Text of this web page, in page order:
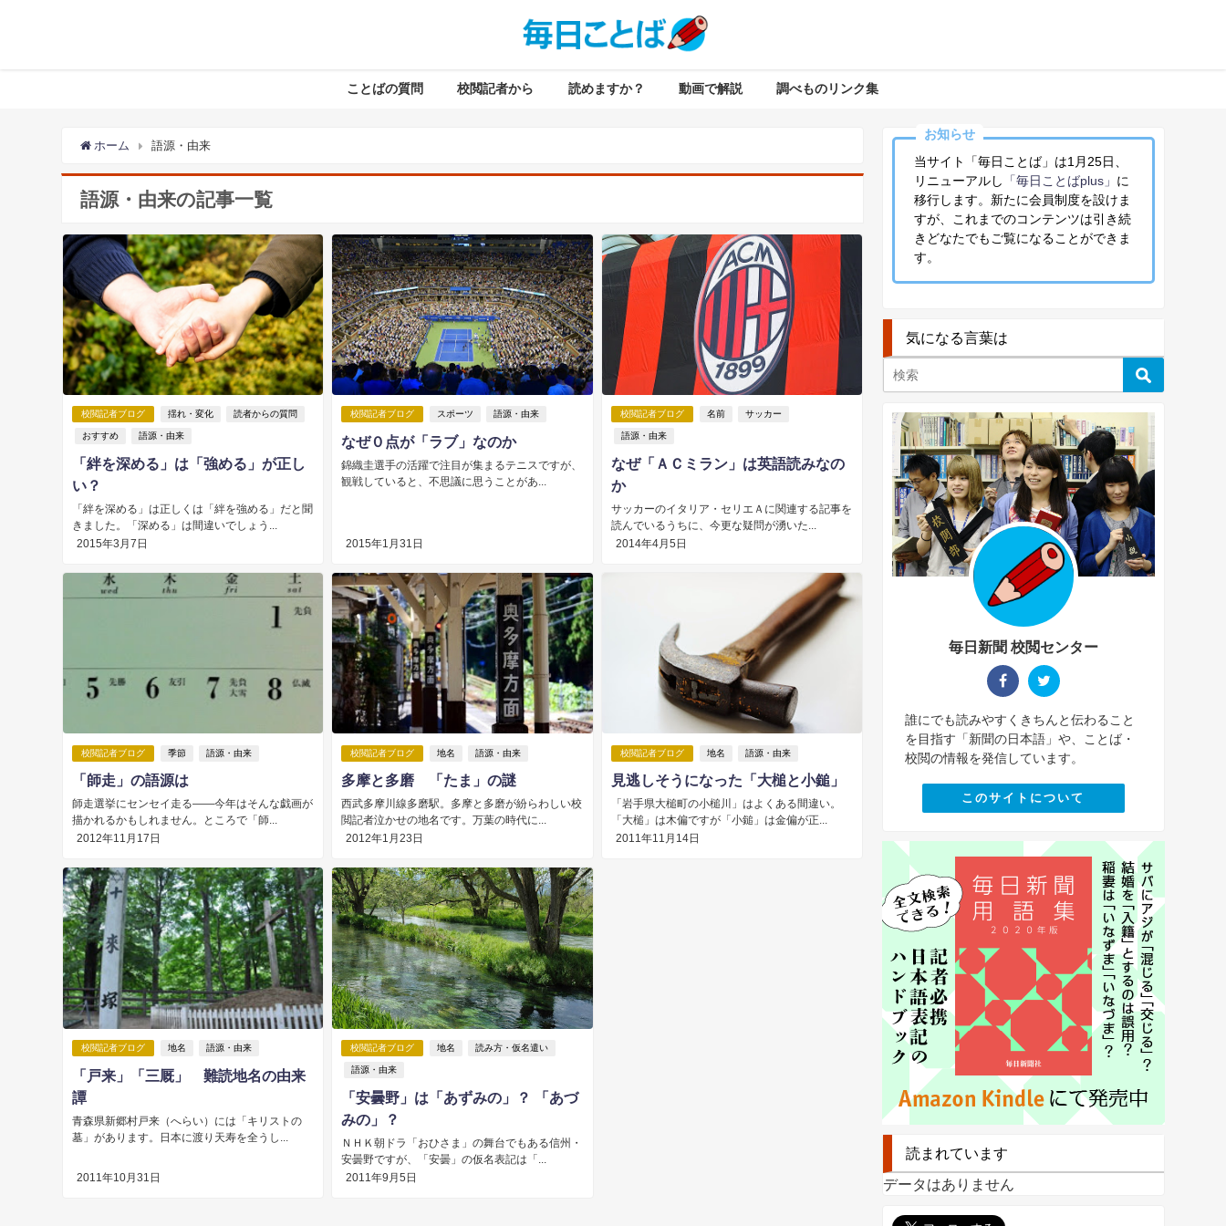
ことばの質問 校閲記者から 読めますか？ 動画で解説 調べものリンク集
ホーム 語源・由来
語源・由来の記事一覧
校閲記者ブログ 揺れ・変化 読者からの質問
おすすめ 語源・由来
「絆を深める」は「強める」が正し
い？
「絆を深める」は正しくは「絆を強める」だと聞
きました。「深める」は間違いでしょう...
2015年3月7日
校閲記者ブログ スポーツ 語源・由来
なぜ０点が「ラブ」なのか
錦織圭選手の活躍で注目が集まるテニスですが、
観戦していると、不思議に思うことがあ...
2015年1月31日
校閲記者ブログ 名前 サッカー
語源・由来
なぜ「ＡＣミラン」は英語読みなの
か
サッカーのイタリア・セリエＡに関連する記事を
読んでいるうちに、今更な疑問が湧いた...
2014年4月5日
校閲記者ブログ 季節 語源・由来
「師走」の語源は
師走選挙にセンセイ走る――今年はそんな戯画が
描かれるかもしれません。ところで「師...
2012年11月17日
校閲記者ブログ 地名 語源・由来
多摩と多磨 「たま」の謎
西武多摩川線多磨駅。多摩と多磨が紛らわしい校
閲記者泣かせの地名です。万葉の時代に...
2012年1月23日
校閲記者ブログ 地名 語源・由来
見逃しそうになった「大槌と小鎚」
「岩手県大槌町の小槌川」はよくある間違い。
「大槌」は木偏ですが「小鎚」は金偏が正...
2011年11月14日
校閲記者ブログ 地名 語源・由来
「戸来」「三厩」 難読地名の由来
譚
青森県新郷村戸来（へらい）には「キリストの
墓」があります。日本に渡り天寿を全うし...
2011年10月31日
校閲記者ブログ 地名 読み方・仮名遣い
語源・由来
「安曇野」は「あずみの」？ 「あづ
みの」？
ＮＨＫ朝ドラ「おひさま」の舞台でもある信州・
安曇野ですが、「安曇」の仮名表記は「...
2011年9月5日
お知らせ
当サイト「毎日ことば」は1月25日、
リニューアルし
「毎日ことばplus」 に
移行します。新たに会員制度を設けま
すが、これまでのコンテンツは引き続
きどなたでもご覧になることができま
す。
気になる言葉は
毎日新聞 校閲センター
誰にでも読みやすくきちんと伝わること
を目指す「新聞の日本語」や、ことば・
校閲の情報を発信しています。
このサイトについて
読まれています
データはありません